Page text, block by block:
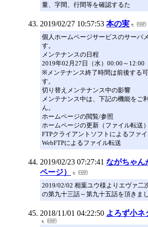
量、字間、行間等を確認するた
2019/02/27 10:57:53 本の実
個人ホームページサービスのサーバ
す。
メンテナンスの日程
2019年02月27日（水）00:00～12:00
※メンテナンス終了時間は前後する
す。
切り替えメンテナンス中の影響
メンテナンス中は、下記の機能をご
ん。
ホームページの閲覧/参照
ホームページの更新（ファイル転送）
FTPクライアントソフトによるファ
WebFTPによるファイル転送
2019/02/23 07:27:41 ながちゃん
ページ）
2019/02/02 相葉ユウ様よりエヴァ二
の第九十三話～第九十五話を頂きまし
2018/11/01 04:22:50 よろず小